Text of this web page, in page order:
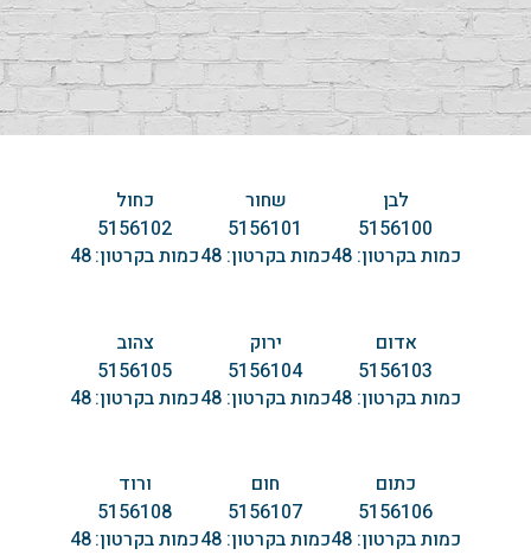
לבן
5156100
כמות בקרטון: 48
שחור
5156101
כמות בקרטון: 48
כחול
5156102
כמות בקרטון:48
אדום
5156103
כמות בקרטון: 48
ירוק
5156104
כמות בקרטון: 48
צהוב
5156105
כמות בקרטון:48
כתום
5156106
כמות בקרטון: 48
חום
5156107
כמות בקרטון: 48
ורוד
5156108
כמות בקרטון:48